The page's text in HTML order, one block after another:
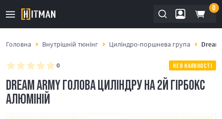
0
Головна Внутрішній тюнінг Циліндро-поршнева група
0 НЕ В НАЯВНОСТІ
DREAM ARMY ГОЛОВА ЦИЛІНДРУ НА 2Й ГІРБОКС
АЛЮМІНІЙ